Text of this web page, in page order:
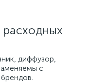
диффузор,
с